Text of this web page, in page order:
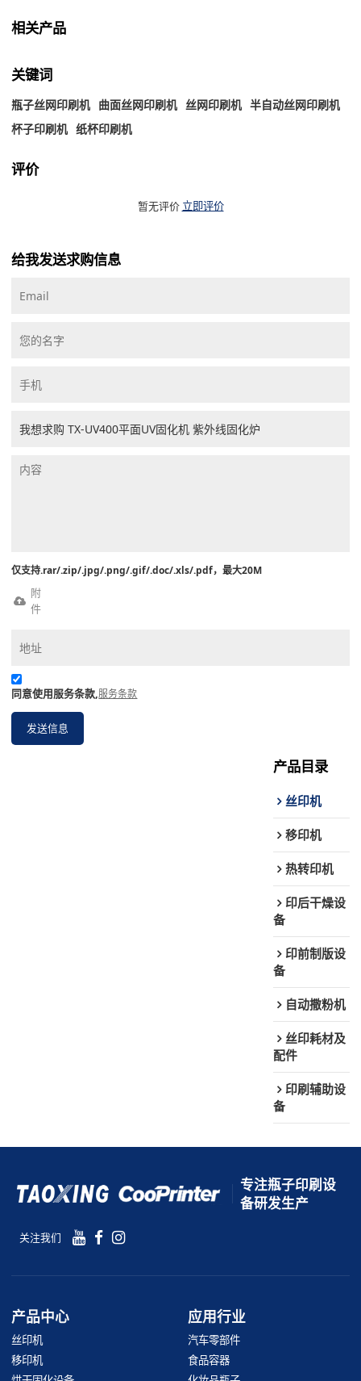
相关产品
关键词
瓶子丝网印刷机 曲面丝网印刷机 丝网印刷机 半自动丝网印刷机
杯子印刷机 纸杯印刷机
评价
暂无评价 立即评价
给我发送求购信息
仅支持.rar/.zip/.jpg/.png/.gif/.doc/.xls/.pdf，最大20M
附
件
同意使用服务条款,服务条款
发送信息
产品目录
丝印机
移印机
热转印机
印后干燥设
备
印前制版设
备
自动撒粉机
丝印耗材及
配件
印刷辅助设
备
专注瓶子印刷设
备研发生产
关注我们
产品中心
丝印机
移印机
应用行业
汽车零部件
食品容器